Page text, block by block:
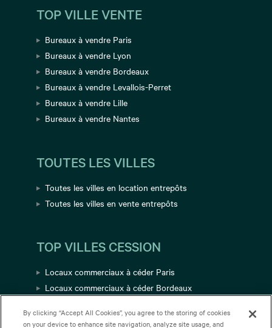
TOP VILLE VENTE
Bureaux à vendre Paris
Bureaux à vendre Lyon
Bureaux à vendre Bordeaux
Bureaux à vendre Levallois-Perret
Bureaux à vendre Lille
Bureaux à vendre Nantes
TOUTES LES VILLES
Toutes les villes en location entrepôts
Toutes les villes en vente entrepôts
TOP VILLES CESSION
Locaux commerciaux à céder Paris
Locaux commerciaux à céder Bordeaux
Locaux commerciaux à céder Toulouse
By clicking “Accept All Cookies”, you agree to the storing of cookies
on your device to enhance site navigation, analyze site usage, and